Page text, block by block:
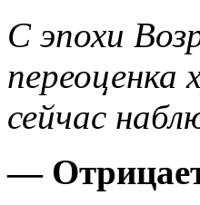
С эпохи
сейчас
—